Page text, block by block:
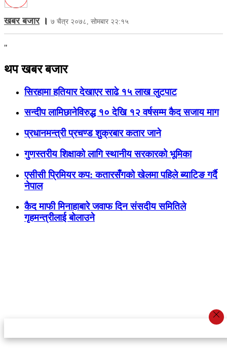
खबर बजार। ७ चैत्र २०७८, सोमबार २२:१५
"
थप खबर बजार
सिरहामा हतियार देखाएर साढे १५ लाख लुटपाट
सन्दीप लामिछानेविरुद्ध १० देखि १२ वर्षसम्म कैद सजाय माग
प्रधानमन्त्री प्रचण्ड शुक्रबार कतार जाने
गुणस्तरीय शिक्षाको लागि स्थानीय सरकारको भूमिका
एसीसी प्रिमियर कप: कतारसँगको खेलमा पहिले ब्याटिङ गर्दै
नेपाल
कैद माफी मिनाहाबारे जवाफ दिन संसदीय समितिले
गृहमन्त्रीलाई बोलाउने